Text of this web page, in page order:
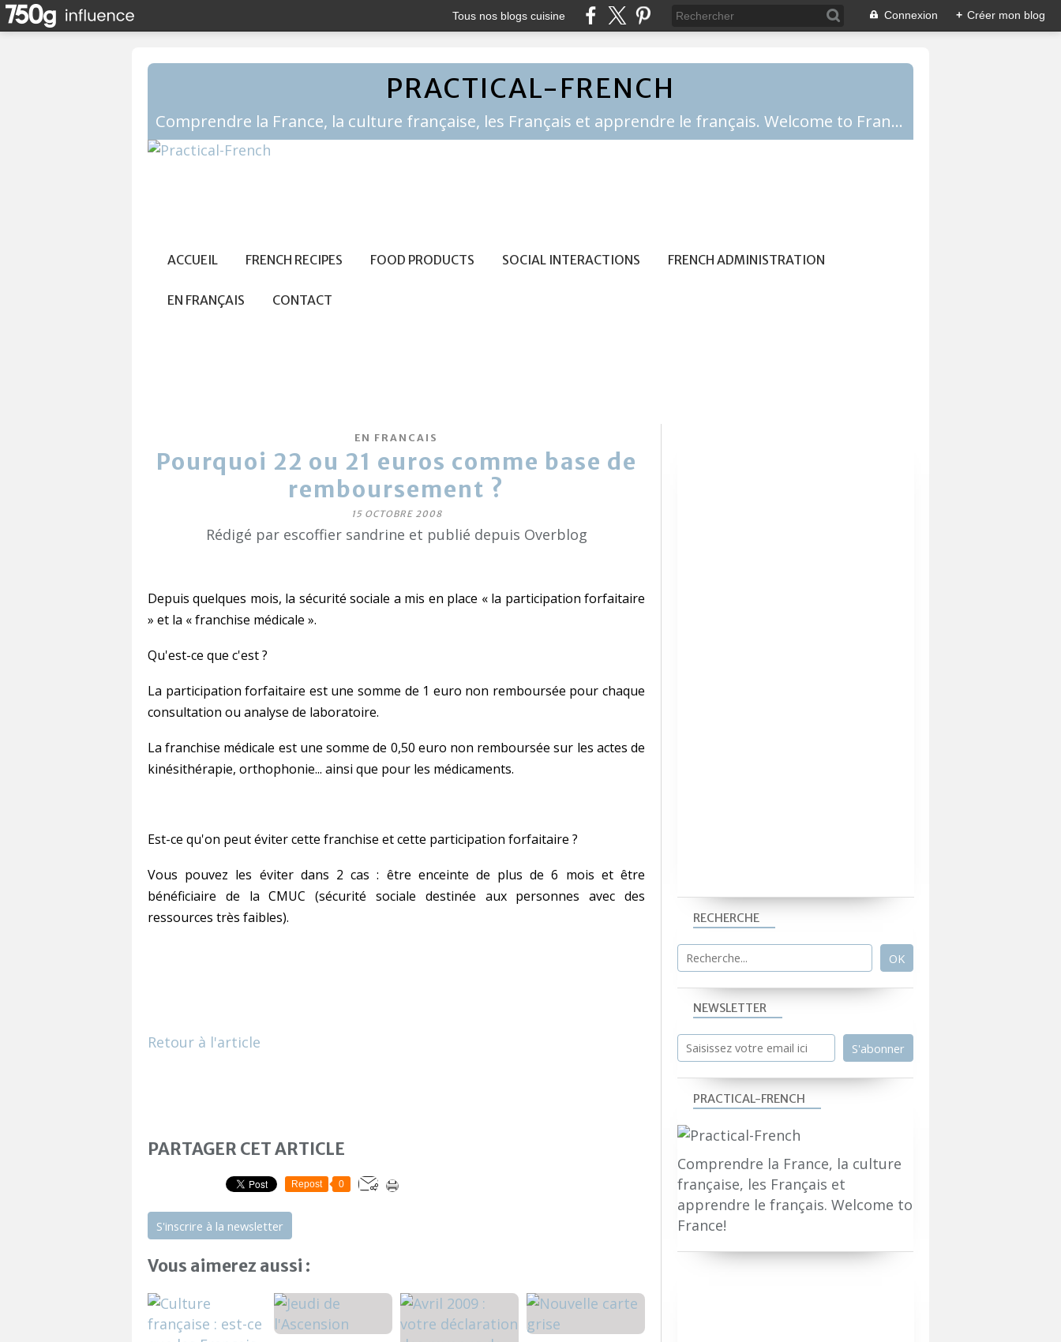
Tous nos blogs cuisine Connexion + Créer mon blog
PRACTICAL-FRENCH
Comprendre la France, la culture française, les Français et apprendre le français. Welcome to France!
ACCUEIL FRENCH RECIPES FOOD PRODUCTS SOCIAL INTERACTIONS FRENCH ADMINISTRATION
EN FRANÇAIS CONTACT
EN FRANCAIS
Pourquoi 22 ou 21 euros comme base de
remboursement ?
15 OCTOBRE 2008
Rédigé par escoffier sandrine et publié depuis Overblog
Depuis quelques mois, la sécurité sociale a mis en place « la participation forfaitaire
» et la « franchise médicale ».
Qu'est-ce que c'est ?
La participation forfaitaire est une somme de 1 euro non remboursée pour chaque
consultation ou analyse de laboratoire.
La franchise médicale est une somme de 0,50 euro non remboursée sur les actes de
kinésithérapie, orthophonie... ainsi que pour les médicaments.
Est-ce qu'on peut éviter cette franchise et cette participation forfaitaire ?
Vous pouvez les éviter dans 2 cas : être enceinte de plus de 6 mois et être
bénéficiaire de la CMUC (sécurité sociale destinée aux personnes avec des
ressources très faibles).
Retour à l'article
PARTAGER CET ARTICLE
Repost 0
S'inscrire à la newsletter
Vous aimerez aussi :
NEWSLETTER
RECHERCHE
PRACTICAL-FRENCH
Comprendre la France, la culture
française, les Français et
apprendre le français. Welcome to
France!